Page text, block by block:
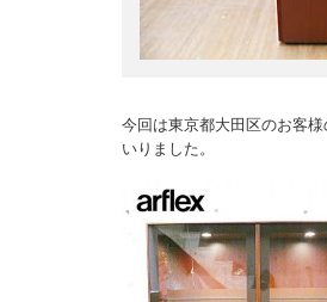
今回は東京都大田区のお客
いりました。